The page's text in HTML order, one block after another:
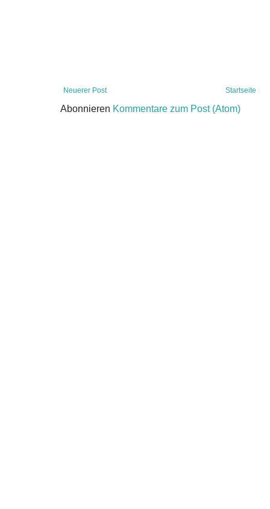
Neuerer Post Startseite
Abonnieren Kommentare zum Post (Atom)